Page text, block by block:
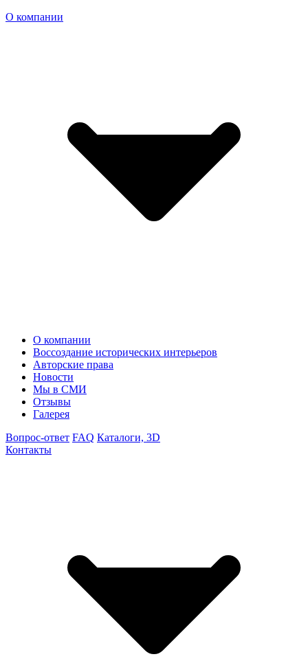
О компании
О компании
Воссоздание исторических интерьеров
Авторские права
Новости
Мы в СМИ
Отзывы
Галерея
Вопрос-ответ FAQ Каталоги, 3D
Контакты